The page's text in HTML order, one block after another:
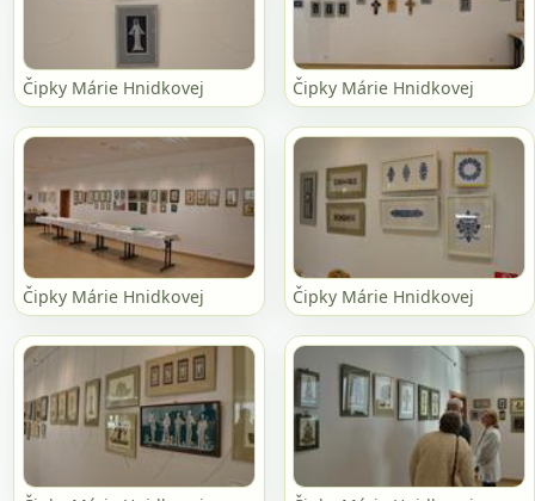
Čipky Márie Hnidkovej Čipky Márie Hnidkovej
Čipky Márie Hnidkovej Čipky Márie Hnidkovej